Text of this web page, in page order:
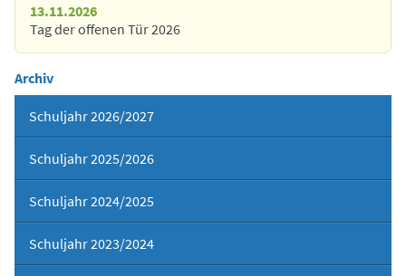
13.11.2026
Tag der offenen Tür 2026
Archiv
Schuljahr 2026/2027
Schuljahr 2025/2026
Schuljahr 2024/2025
Schuljahr 2023/2024